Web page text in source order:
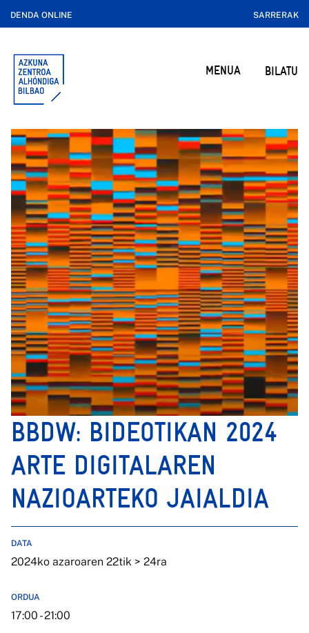
DENDA ONLINE SARRERAK
MENUA BILATU
BBDW: BIDEOTIKAN 2024
ARTE DIGITALAREN
NAZIOARTEKO JAIALDIA
DATA
2024ko azaroaren 22tik > 24ra
ORDUA
17:00 - 21:00